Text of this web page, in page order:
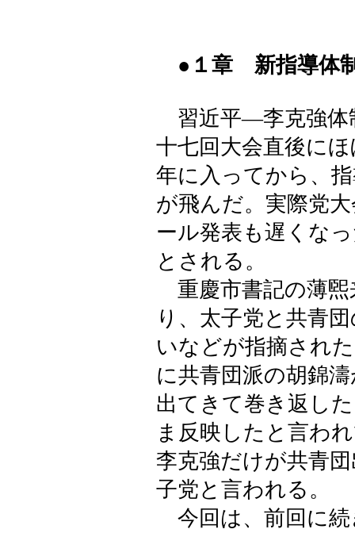
●１章 新指導体
習近平―李克強体
十七回大会直後に
年に入ってから、
が飛んだ。実際党
ール発表も遅くな
とされる。
重慶市書記の薄煕
り、太子党と共青
いなどが指摘され
に共青団派の胡錦
出てきて巻き返し
ま反映したと言わ
李克強だけが共青
子党と言われる。
今回は、前回に続